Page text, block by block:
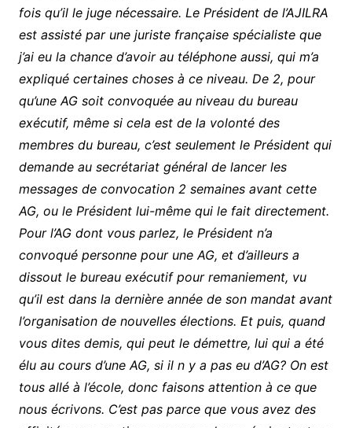
fois qu’il le juge nécessaire. Le Président de l’AJILRA
est assisté par une juriste française spécialiste que
j’ai eu la chance d’avoir au téléphone aussi, qui m’a
expliqué certaines choses à ce niveau. De 2, pour
qu’une AG soit convoquée au niveau du bureau
exécutif, même si cela est de la volonté des
membres du bureau, c’est seulement le Président qui
demande au secrétariat général de lancer les
messages de convocation 2 semaines avant cette
AG, ou le Président lui-même qui le fait directement.
Pour l’AG dont vous parlez, le Président n’a
convoqué personne pour une AG, et d’ailleurs a
dissout le bureau exécutif pour remaniement, vu
qu’il est dans la dernière année de son mandat avant
l’organisation de nouvelles élections. Et puis, quand
vous dites demis, qui peut le démettre, lui qui a été
élu au cours d’une AG, si il n y a pas eu d’AG? On est
tous allé à l’école, donc faisons attention à ce que
nous écrivons. C’est pas parce que vous avez des